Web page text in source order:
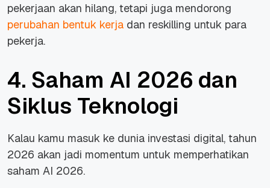
pekerjaan akan hilang, tetapi juga mendorong
perubahan bentuk kerja dan reskilling untuk para
pekerja.
4. Saham AI 2026 dan
Siklus Teknologi
Kalau kamu masuk ke dunia investasi digital, tahun
2026 akan jadi momentum untuk memperhatikan
saham AI 2026.